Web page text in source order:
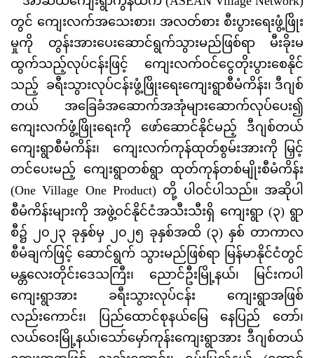
တွင် ကျေးလက်အသေးစား၊ အလတ်စား စီးပွားရေးဖွံ့ဖြိုး
မှုကို တွန်းအားပေးဆောင်ရွက်သွားမည်ဖြစ်ရာ မီးခိုးမ
ထွက်သည့်လုပ်ငန်းဖြင့် ကျေးလက်ဝင်ငွေတိုးပွားစေနိုင်
သည့် ခရီးသွားလုပ်ငန်းဖွံ့ဖြိုးရေးကျေးရွာစီမံကိန်း၊ ဒီဂျစ်
တယ် အခြေခံအဆောက်အအုံများဆောက်လုပ်ပေး၍
ကျေးလက်ဖွံ့ဖြိုးရေးကို ဖော်ဆောင်နိုင်မည့် ဒီဂျစ်တယ်
ကျေးရွာစီမံကိန်း၊ ကျေးလက်ကုန်ထုတ်စွမ်းအားကို မြှင့်
တင်ပေးမည့် ကျေးရွာတစ်ရွာ ထုတ်ကုန်တစ်မျိုးစီမံကိန်း
(One Village One Product) တို့ ပါဝင်ပါသည်။ အဆိုပါ
စီမံကိန်းများကို အဖွဲ့ဝင်နိုင်ငံအသီးသီးရှိ ကျေးရွာ (၃) ရွာ
စီ၌ ၂၀၂၃ ခုနှစ်မှ ၂၀၂၅ ခုနှစ်အထိ (၃) နှစ် တာကာလ
စီမံချက်ဖြင့် ဆောင်ရွက် သွားမည်ဖြစ်ရာ မြန်မာနိုင်ငံတွင်
မန္တလေးတိုင်းဒေသကြီး၊ ညောင်ဦးမြို့နယ်၊ မြင်းကပါ
ကျေးရွာအား ခရီးသွားလုပ်ငန်း ကျေးရွာအဖြစ်
လည်းကောင်း၊ ပြည်ထောင်စုနယ်မြေ နေပြည် တော်၊
လယ်ဝေးမြို့နယ်၊သော်မှော်ကုန်းကျေးရွာအား ဒီဂျစ်တယ်